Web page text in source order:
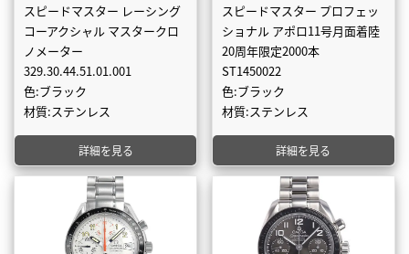
スピードマスター レーシング
コーアクシャル マスタークロ
ノメーター
329.30.44.51.01.001
色:ブラック
材質:ステンレス
詳細を見る
スピードマスター プロフェッ
ショナル アポロ11号月面着陸
20周年限定2000本
ST1450022
色:ブラック
材質:ステンレス
詳細を見る